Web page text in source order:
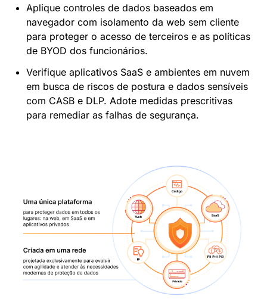
Aplique controles de dados baseados em
navegador com isolamento da web sem cliente
para proteger o acesso de terceiros e as políticas
de BYOD dos funcionários.
Verifique aplicativos SaaS e ambientes em nuvem
em busca de riscos de postura e dados sensíveis
com CASB e DLP. Adote medidas prescritivas
para remediar as falhas de segurança.